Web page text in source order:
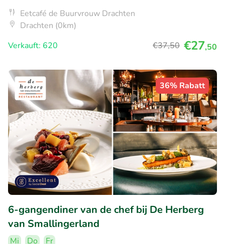
Eetcafé de Buurvrouw Drachten
Drachten (0km)
Verkauft: 620
€37,50 €27,50
36% Rabatt
6-gangendiner van de chef bij De Herberg
van Smallingerland
Mi Do
Fr